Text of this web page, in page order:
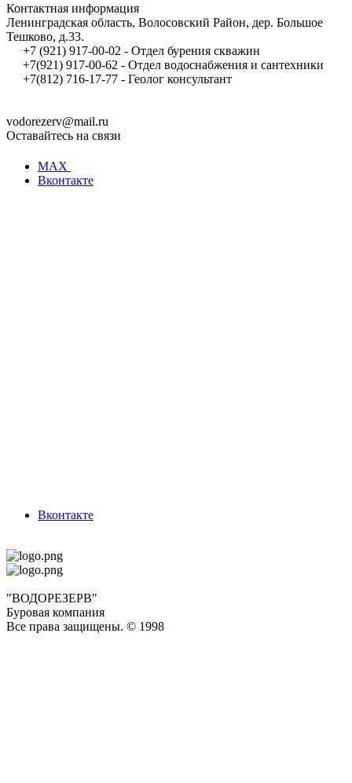
Контактная информация
Ленинградская область, Волосовский Район, дер. Большое
Тешково, д.33.
+7 (921) 917-00-02 - Отдел бурения скважин
+7(921) 917-00-62 - Отдел водоснабжения и сантехники
+7(812) 716-17-77 - Геолог консультант
vodorezerv@mail.ru
Оставайтесь на связи
MAX
Вконтакте
Вконтакте
"ВОДОРЕЗЕРВ"
Буровая компания
Все права защищены. © 1998